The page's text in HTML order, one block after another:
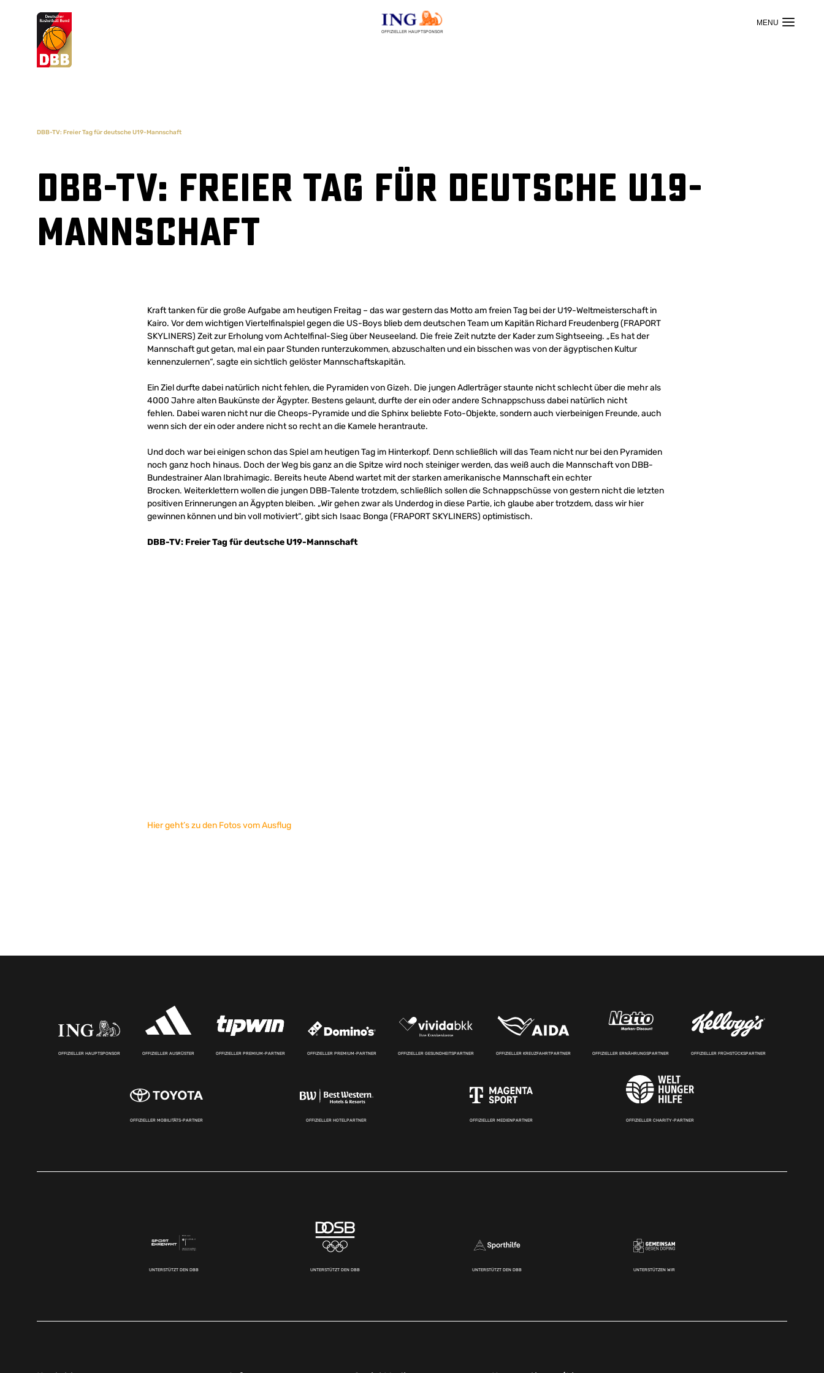
OFFIZIELLER HAUPTSPONSOR
Suchvorschläge
DBB-TV: Freier Tag für deutsche U19-Mannschaft
DBB-TV: Freier Tag für deutsche U19-
Mannschaft
Kraft tanken für die große Aufgabe am heutigen Freitag – das war gestern das Motto am freien Tag bei der U19-Weltmeisterschaft in
Kairo. Vor dem wichtigen Viertelfinalspiel gegen die US-Boys blieb dem deutschen Team um Kapitän Richard Freudenberg (FRAPORT
SKYLINERS) Zeit zur Erholung vom Achtelfinal-Sieg über Neuseeland. Die freie Zeit nutzte der Kader zum Sightseeing. „Es hat der
Mannschaft gut getan, mal ein paar Stunden runterzukommen, abzuschalten und ein bisschen was von der ägyptischen Kultur
kennenzulernen“, sagte ein sichtlich gelöster Mannschaftskapitän.
Ein Ziel durfte dabei natürlich nicht fehlen, die Pyramiden von Gizeh. Die jungen Adlerträger staunte nicht schlecht über die mehr als
4000 Jahre alten Baukünste der Ägypter. Bestens gelaunt, durfte der ein oder andere Schnappschuss dabei natürlich nicht
fehlen. Dabei waren nicht nur die Cheops-Pyramide und die Sphinx beliebte Foto-Objekte, sondern auch vierbeinigen Freunde, auch
wenn sich der ein oder andere nicht so recht an die Kamele herantraute.
Und doch war bei einigen schon das Spiel am heutigen Tag im Hinterkopf. Denn schließlich will das Team nicht nur bei den Pyramiden
noch ganz hoch hinaus. Doch der Weg bis ganz an die Spitze wird noch steiniger werden, das weiß auch die Mannschaft von DBB-
Bundestrainer Alan Ibrahimagic. Bereits heute Abend wartet mit der starken amerikanische Mannschaft ein echter
Brocken. Weiterklettern wollen die jungen DBB-Talente trotzdem, schließlich sollen die Schnappschüsse von gestern nicht die letzten
positiven Erinnerungen an Ägypten bleiben. „Wir gehen zwar als Underdog in diese Partie, ich glaube aber trotzdem, dass wir hier
gewinnen können und bin voll motiviert“, gibt sich Isaac Bonga (FRAPORT SKYLINERS) optimistisch.
DBB-TV: Freier Tag für deutsche U19-Mannschaft
Hier geht’s zu den Fotos vom Ausflug
OFFIZIELLER HAUPTSPONSOR OFFIZIELLER AUSRÜSTER OFFIZIELLER PREMIUM-PARTNER OFFIZIELLER PREMIUM-PARTNER OFFIZIELLER GESUNDHEITSPARTNER OFFIZIELLER KREUZFAHRTPARTNER OFFIZIELLER ERNÄHRUNGSPARTNER OFFIZIELLER FRÜHSTÜCKSPARTNER
OFFIZIELLER MOBILITÄTS-PARTNER OFFIZIELLER HOTELPARTNER OFFIZIELLER MEDIENPARTNER OFFIZIELLER CHARITY-PARTNER
UNTERSTÜTZT DEN DBB UNTERSTÜTZT DEN DBB UNTERSTÜTZT DEN DBB UNTERSTÜTZEN WIR